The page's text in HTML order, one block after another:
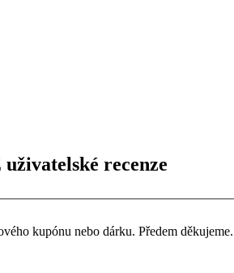
recenze
kupónu nebo dárku. Předem děkujeme.